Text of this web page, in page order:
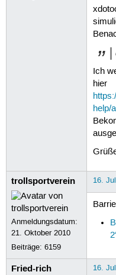
Ich
hier
help/
trollsportverein
Anmeldungsdatum:
21. Oktober 2010
Beiträge:6159
16.
Fried-rich 16.